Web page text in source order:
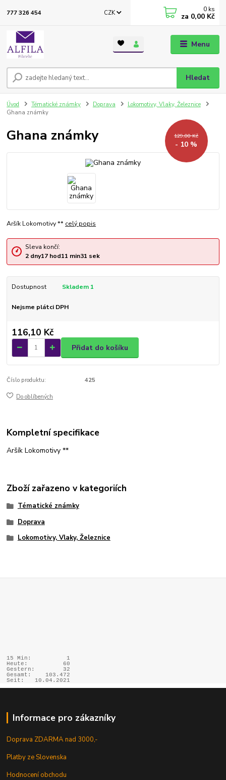
Menu
CZK
Hledat
777 326 454 0 ks
za 0,00 Kč
Úvod Tématické známky Doprava
Lokomotivy, Vlaky, Železnice
Ghana známky
Ghana známky 129,00 Kč
- 10 %
Aršík Lokomotivy ** celý popis
Sleva končí:
2 dny17hod11 min31 sek
Dostupnost Skladem 1
Nejsme plátci DPH
116,10 Kč
Přidat do košíku
Číslo produktu: 425
Do oblíbených
Kompletní specifikace
Aršík Lokomotivy **
Zboží zařazeno v kategoriích
Tématické známky
Doprava
Lokomotivy, Vlaky, Železnice
15 Min:
1
Heute:
60
Gestern:
32
Gesamt:
103.472
Seit:
10.04.2021
Informace pro zákazníky
Doprava ZDARMA nad 3000,-
Platby ze Slovenska
Hodnocení obchodu